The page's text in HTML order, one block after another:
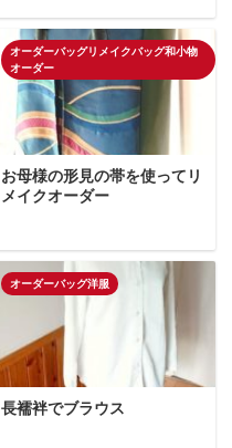
オーダーバッグリメイクバッグ和小物
オーダー
お母様の形見の帯を使ってリ
メイクオーダー
オーダーバッグ洋服
長襦袢でブラウス